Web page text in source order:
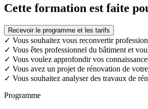
Cette formation est faite
Recevoir le programme et les tarifs
✓ Vous souhaitez vous reconvertir
✓ Vous êtes professionnel du bâtiment et
✓ Vous voulez approfondir vos
✓ Vous avez un projet de rénovation de
✓ Vous souhaitez analyser des travaux de
Programme